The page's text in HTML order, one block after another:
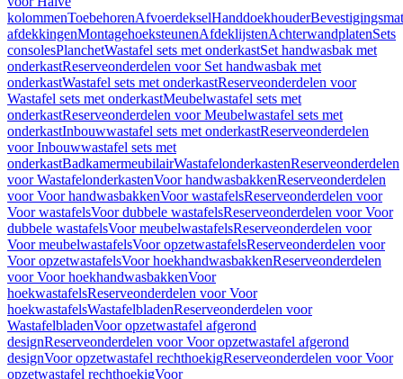
kolommenToebehorenAfvoerdekselHanddoekhouder
afdekkingenMontagehoeksteunenAfdeklijstenAchterwandplatenSets
consolesPlanchetWastafel sets met onderkastSet handwasbak met
onderkastReserveonderdelen voor Set handwasbak met
onderkastWastafel sets met onderkastReserveonderdelen voor
Wastafel sets met onderkastMeubelwastafel sets met
onderkastReserveonderdelen voor Meubelwastafel sets met
onderkastInbouwwastafel sets met onderkastReserveonderdelen
voor Inbouwwastafel sets met
onderkastBadkamermeubilairWastafelonderkastenReserveonderdelen
voor WastafelonderkastenVoor handwasbakkenReserveonderdelen
voor Voor handwasbakkenVoor wastafelsReserveonderdelen voor
Voor wastafelsVoor dubbele wastafelsReserveonderdelen voor Voor
dubbele wastafelsVoor meubelwastafelsReserveonderdelen voor
Voor meubelwastafelsVoor opzetwastafelsReserveonderdelen voor
Voor opzetwastafelsVoor hoekhandwasbakkenReserveonderdelen
voor Voor hoekhandwasbakkenVoor
hoekwastafelsReserveonderdelen voor Voor
hoekwastafelsWastafelbladenReserveonderdelen voor
WastafelbladenVoor opzetwastafel afgerond
designReserveonderdelen voor Voor opzetwastafel afgerond
designVoor opzetwastafel rechthoekigReserveonderdelen voor Voor
opzetwastafel rechthoekigVoor